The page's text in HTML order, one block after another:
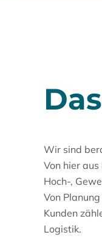
Wir sind
Von hier
Hoch-,
Von
Kunden
Logistik.